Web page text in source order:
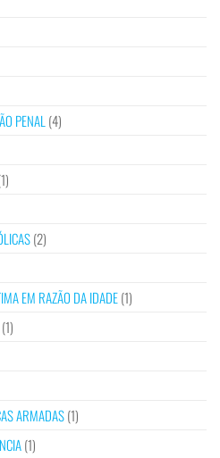
PENAL (4)
(2)
EM RAZÃO DA IDADE(1)
(1)
ARMADAS(1)
(1)